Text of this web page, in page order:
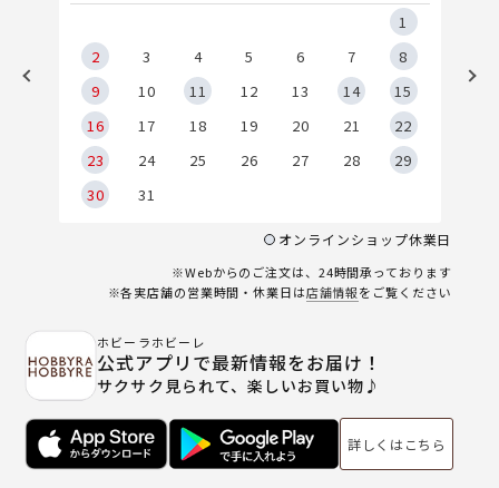
1
2
3 4 5 6 7
8
9
10 11 12 13 14
15
16
17 18 19 20 21
22
23
24 25 26 27 28
29
30
31
オンラインショップ休業日
※Webからのご注文は、24時間承っております
※各実店舗の営業時間・休業日は店舗情報をご覧ください
ホビーラホビーレ
公式アプリで最新情報をお届け！
サクサク見られて、楽しいお買い物♪
詳しくはこちら